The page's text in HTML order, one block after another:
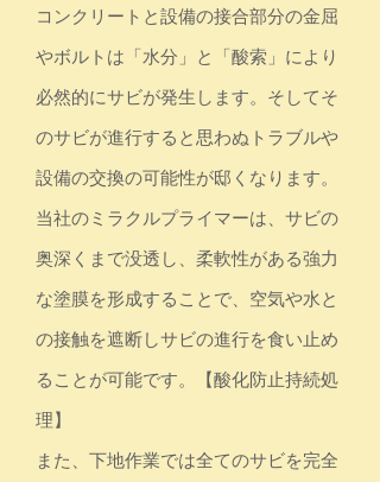
コンクリートと設備の接合部分の金屈
やボルトは「水分」と「酸索」により
必然的にサビが発生します。そしてそ
のサビが進行すると思わぬトラブルや
設備の交換の可能性が邸くなります。
当社のミラクルプライマーは、サビの
奥深くまで没透し、柔軟性がある強力
な塗膜を形成することで、空気や水と
の接触を遮断しサビの進行を食い止め
ることが可能です。
【酸化防止持続処
理】
また、下地作業では全てのサビを完全